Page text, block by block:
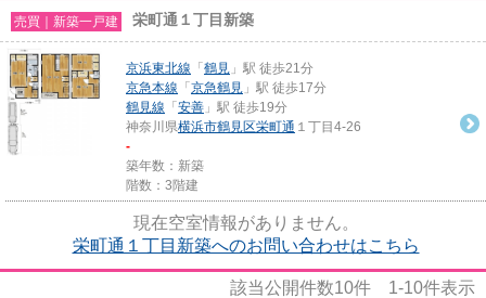
売買｜新築一戸建 栄町通１丁目新築
京浜東北線 「 鶴見 」駅 徒歩21分
京急本線 「 京急鶴見 」駅 徒歩17分
鶴見線 「 安善 」駅 徒歩19分
神奈川県横浜市鶴見区栄町通 １丁目4-26
-
築年数：新築
階数：3階建
現在空室情報がありません。
栄町通１丁目新築へのお問い合わせはこちら
該当公開件数10件 1-10件表示